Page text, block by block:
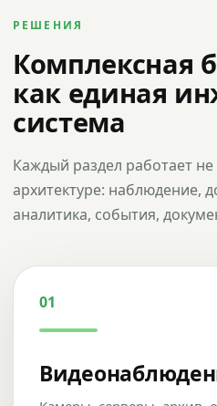
РЕШЕНИЯ
Комплексная
как единая
система
Каждый раздел работает
архитектуре: наблюдение,
аналитика, события,
01